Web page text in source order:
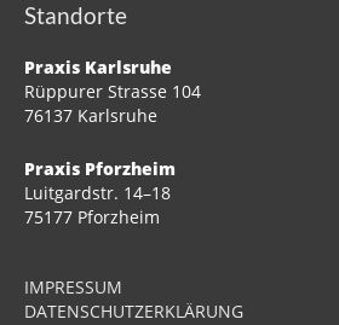
Standorte
Praxis Karlsruhe
Rüppurer Strasse 104
76137 Karlsruhe
Praxis Pforzheim
Luitgardstr. 14–18
75177 Pforzheim
IMPRESSUM
DATENSCHUTZERKLÄRUNG